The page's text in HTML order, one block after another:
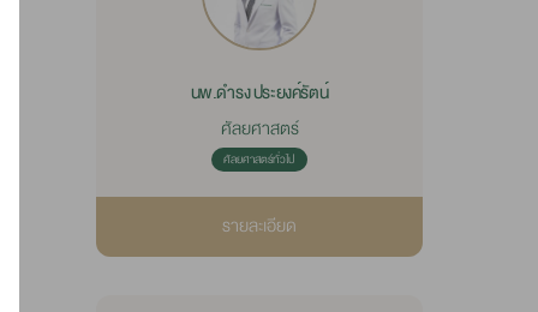
นพ.ดำรง ประยงค์รัตน์
ศัลยศาสตร์
ศัลยศาสตร์ทั่วไป
รายละเอียด